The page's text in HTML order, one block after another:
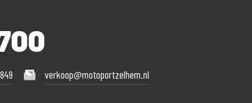
verkoop@motoportzelhem.nl